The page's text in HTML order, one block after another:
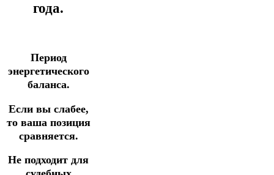
года.
Период
энергетического
баланса.
Если вы слабее,
то ваша позиция
сравняется.
Не подходит для